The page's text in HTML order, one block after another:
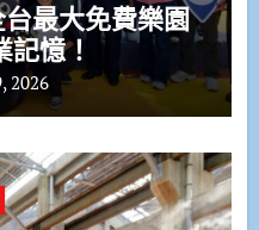
最大免費樂園
記憶！
2026